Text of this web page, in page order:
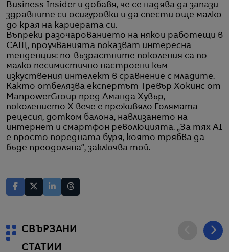
Business Insider и добавя, че се надява да запази
здравните си осигуровки и да спести още малко
до края на кариерата си.
Въпреки разочарованието на някои работещи в
САЩ, проучванията показват интересна
тенденция: по-възрастните поколения са по-
малко песимистично настроени към
изкуствения интелект в сравнение с младите.
Както отбелязва експертът Тревър Хокинс от
ManpowerGroup пред Аманда Хувър,
поколението X вече е преживяло Голямата
рецесия, дотком балона, навлизането на
интернет и смартфон революцията. „За тях AI
е просто поредната буря, която трябва да
бъде преодоляна“, заключва той.
СВЪРЗАНИ
СТАТИИ